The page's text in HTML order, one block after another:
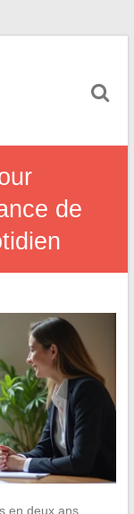
de
en deux ans